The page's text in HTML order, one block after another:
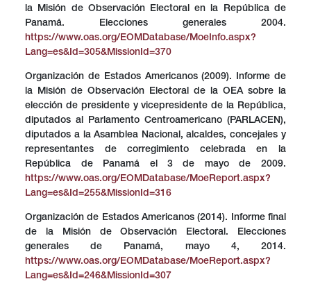
la Misión de Observación Electoral en la República de
Panamá. Elecciones generales 2004.
https://www.oas.org/EOMDatabase/MoeInfo.aspx?
Lang=es&Id=305&MissionId=370
Organización de Estados Americanos (2009). Informe de
la Misión de Observación Electoral de la OEA sobre la
elección de presidente y vicepresidente de la República,
diputados al Parlamento Centroamericano (PARLACEN),
diputados a la Asamblea Nacional, alcaldes, concejales y
representantes de corregimiento celebrada en la
República de Panamá el 3 de mayo de 2009.
https://www.oas.org/EOMDatabase/MoeReport.aspx?
Lang=es&Id=255&MissionId=316
Organización de Estados Americanos (2014). Informe final
de la Misión de Observación Electoral. Elecciones
generales de Panamá, mayo 4, 2014.
https://www.oas.org/EOMDatabase/MoeReport.aspx?
Lang=es&Id=246&MissionId=307